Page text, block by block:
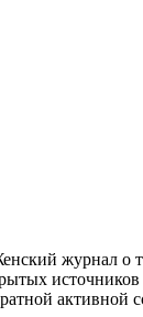
журнал о
активной